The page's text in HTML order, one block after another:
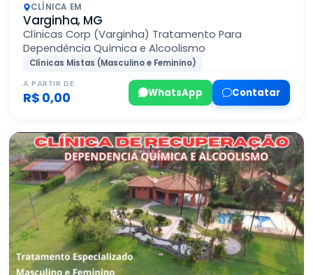
CLÍNICA EM
Varginha, MG
Clínicas Corp (Varginha) Tratamento Para
Dependência Química e Alcoolismo
Clínicas Mistas (Masculino e Feminino)
A PARTIR DE
R$ 0,00 WhatsApp Contatar